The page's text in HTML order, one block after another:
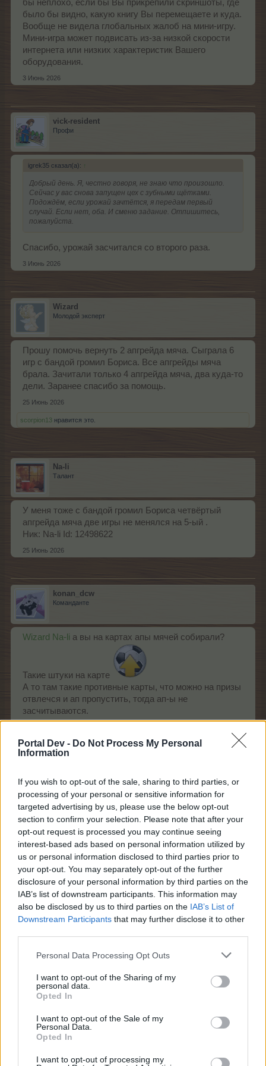
Portal Dev - Do Not Process My Personal
Information
If you wish to opt-out of the sale, sharing to third parties, or
processing of your personal or sensitive information for
targeted advertising by us, please use the below opt-out
section to confirm your selection. Please note that after your
opt-out request is processed you may continue seeing
interest-based ads based on personal information utilized by
us or personal information disclosed to third parties prior to
your opt-out. You may separately opt-out of the further
disclosure of your personal information by third parties on the
IAB’s list of downstream participants. This information may
also be disclosed by us to third parties on the IAB’s List of
Downstream Participants that may further disclose it to other
Personal Data Processing Opt Outs
I want to opt-out of the Sharing of my
personal data.
Opted In
I want to opt-out of the Sale of my
Personal Data.
Opted In
I want to opt-out of processing my
бы неплохо, если бы Вы прикрепили скриншоты, где
было бы видно, какую книгу Вы перемещаете и куда.
Вообще не видела глобальных жалоб на мини-игру.
Мини-игра может подвисать из-за низкой скорости
интернета или низких характеристик Вашего
оборудования.
3 Июнь 2026
vick-resident
Профи
igrek35 сказал(а): ↑
Добрый день. Я, честно говоря, не знаю что произошло.
Сейчас у вас снова запущен цех с зубными щётками.
Подождём, если урожай зачтётся, я передам первый
случай. Если нет, оба. И сменю задание. Отпишитесь,
пожалуйста.
Спасибо, урожай засчитался со второго раза.
3 Июнь 2026
Wizard
Молодой эксперт
Прошу помочь вернуть 2 апгрейда мяча. Сыграла 6
игр с бандой громил Бориса. Все апгрейды мяча
брала. Зачитали только 4 апгрейда мяча, два куда-то
дели. Заранее спасибо за помощь.
25 Июнь 2026
scorpion13 нравится это.
Na-li
Талант
У меня тоже с бандой громил Бориса четвёртый
апгрейда мяча две игры не менялся на 5-ый .
Ник: Na-li Id: 12498622
25 Июнь 2026
konan_dcw
Команданте
Wizard Na-li а вы на картах апы мячей собирали?
Такие штуки на карте
А то там такие противные карты, что можно на призы
отвлечся и ап пропустить, тогда ап-ы не
засчитываются.
Талант
Wizard Na-liа вы на картах апы мячей собирали? Такие
штуки на карте
А то там такие противные карты, что можно на призы
отвлечся и ап пропустить, тогда ап-ы не засчитываются.
Ну конечно же мячи .
igrek35
Wizard сказал(а):
Прошу помочь вернуть 2 апгрейда мяча. Сыграла 6 игр с